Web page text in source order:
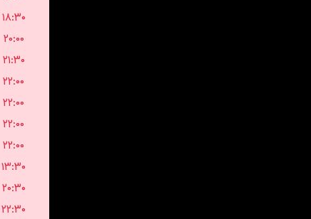
۱۸:۳۰
۲۰:۰۰
۲۱:۳۰
۲۲:۰۰
۲۲:۰۰
۲۲:۰۰
۲۲:۰۰
۱۳:۳۰
۲۰:۳۰
۲۲:۳۰